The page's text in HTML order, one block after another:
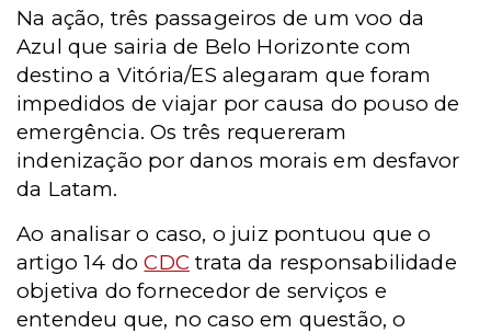
Na ação, três passageiros de um voo da
Azul que sairia de Belo Horizonte com
destino a Vitória/ES alegaram que foram
impedidos de viajar por causa do pouso de
emergência. Os três requereram
indenização por danos morais em desfavor
da Latam.
Ao analisar o caso, o juiz pontuou que o
artigo 14 doCDC trata da responsabilidade
objetiva do fornecedor de serviços e
entendeu que, no caso em questão, o